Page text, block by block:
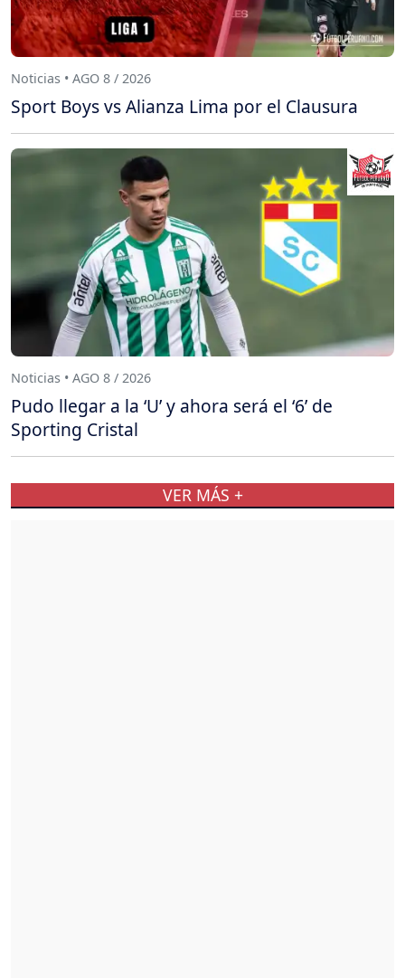
Noticias • AGO 8 / 2026
Sport Boys vs Alianza Lima por el Clausura
Noticias • AGO 8 / 2026
Pudo llegar a la ‘U’ y ahora será el ‘6’ de
Sporting Cristal
VER MÁS +